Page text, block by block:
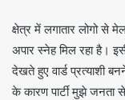
क्षेत्र में लगातार लोगो से
अपार स्नेह मिल रहा है।
देखते हुए वार्ड प्रत्याशी
के कारण पार्टी मुझे जनता